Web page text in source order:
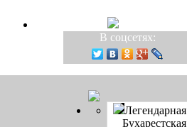
В соцсетях:
Легендарная
Бухарестская